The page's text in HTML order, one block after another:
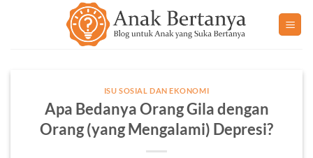
ISU SOSIAL DAN EKONOMI
Apa Bedanya Orang Gila dengan
Orang (yang Mengalami) Depresi?